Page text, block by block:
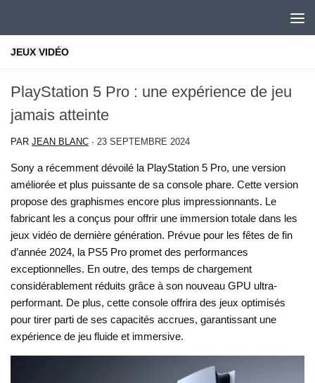
JEUX VIDÉO
PlayStation 5 Pro : une expérience de jeu
jamais atteinte
PAR JEAN BLANC · 23 SEPTEMBRE 2024
Sony a récemment dévoilé la PlayStation 5 Pro, une version
améliorée et plus puissante de sa console phare. Cette version
propose des graphismes encore plus impressionnants. Le
fabricant les a conçus pour offrir une immersion totale dans les
jeux vidéo de dernière génération. Prévue pour les fêtes de fin
d’année 2024, la PS5 Pro promet des performances
exceptionnelles. En outre, des temps de chargement
considérablement réduits grâce à son nouveau GPU ultra-
performant. De plus, cette console offrira des jeux optimisés
pour tirer parti de ses capacités accrues, garantissant une
expérience de jeu fluide et immersive.